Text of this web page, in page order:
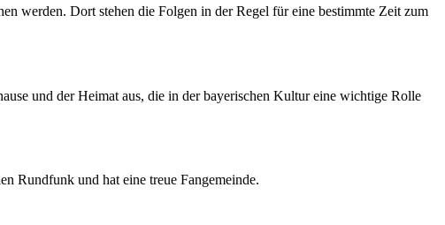
werden. Dort stehen die Folgen in der Regel für eine bestimmte Zeit zum
und der Heimat aus, die in der bayerischen Kultur eine wichtige Rolle
Rundfunk und hat eine treue Fangemeinde.